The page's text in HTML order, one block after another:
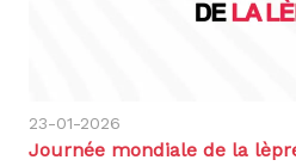
23-01-2026